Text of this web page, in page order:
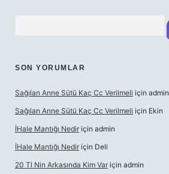
SON YORUMLAR
Sağılan Anne Sütü Kaç Cc Verilmeli için admin
Sağılan Anne Sütü Kaç Cc Verilmeli için Ekin
İHale Mantığı Nedir için admin
İHale Mantığı Nedir için Deli
20 Tl Nin Arkasında Kim Var için admin